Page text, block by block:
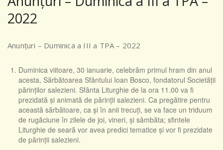
2022
Anunțuri – Duminica a III a TPA – 2022
Duminica viitoare, 30 ianuarie, celebrăm primul hram din anul
acesta, Sărbătoarea Sfântului Ioan Bosco, fondatorul Societății
părinților salezieni. Sfânta Liturghie de la ora 11.00 va fi
prezidată și animată de părinții salezieni. Ca pregătire pentru
această sărbătoare, ca și în anii trecuți, se va face un triduum
de rugăciune în zilele de joi, vineri, și sâmbăta; sfintele
Liturghie de seară vor avea predici tematice și vor fi prezidate
de părinții salezieni.